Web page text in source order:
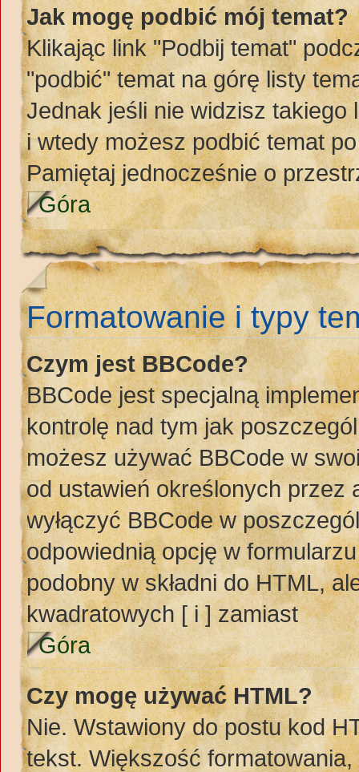
Jak mogę podbić mój temat?
Klikając link "Podbij temat"
"podbić" temat na górę listy
Jednak jeśli nie widzisz takiego
i wtedy możesz podbić temat
Pamiętaj jednocześnie o
Góra
Formatowanie i typy
Czym jest BBCode?
BBCode jest specjalną
kontrolę nad tym jak
możesz używać BBCode w
od ustawień określonych przez
wyłączyć BBCode w
odpowiednią opcję w
podobny w składni do HTML,
kwadratowych [ i ] zamiast
Góra
Czy mogę używać HTML?
Nie. Wstawiony do postu kod
tekst. Większość